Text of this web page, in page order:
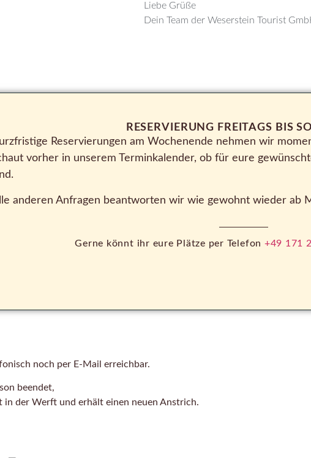
Liebe Grüße
Dein Team der Weserstein Tourist
RESERVIERUNG FREITAGS BIS
Reservierungen am Wochenende nehmen wir
vorher in unserem Terminkalender, ob für eure
anderen Anfragen beantworten wir wie gewohnt wieder ab
Gerne könnt ihr eure Plätze per Telefon +49 171
noch per E-Mail erreichbar.
beendet,
der Werft und erhält einen neuen Anstrich.